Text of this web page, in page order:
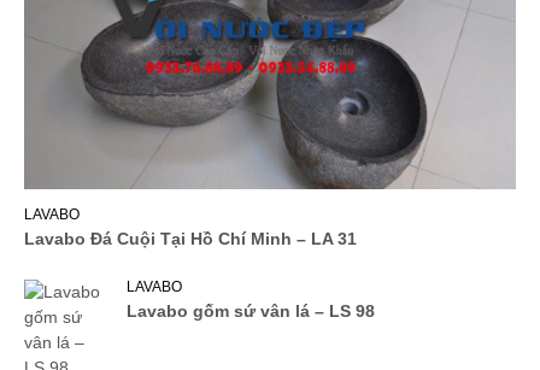
LAVABO
Lavabo Đá Cuội Tại Hồ Chí Minh – LA 31
LAVABO
Lavabo gốm sứ vân lá – LS 98